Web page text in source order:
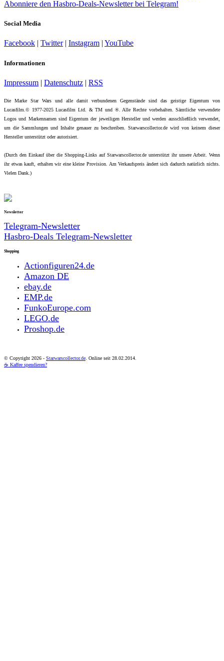
Abonniere den Hasbro-Deals-Newsletter bei Telegram!
Social Media
Facebook | Twitter| Instagram | YouTube
Informationen
Impressum | Datenschutz | RSS
Die Marke Star Wars und alle damit verbundenen Gegenstände sind das geistige Eigentum von
Lucasfilm.© 1977-2025 Lucasfilm Ltd. & TM und ®. Alle Rechte vorbehalten. Sämtliche verwendete
Logos und Markennamen sind Eigentum der jeweiligen Hersteller und werden ausschließlich verwendet,
um die Sammlungen und Inhalte genauer zu beschreiben. Starwarscollector.de wird von keinem dieser
Hersteller unterstützt oder autorisiert.
(Durch den Einkauf über die Shopping-Links auf Starwarscollector.de unterstützt ihr unsere Arbeit. Wenn
ihr etwas kauft, erhalten wir eine kleine Provision. Am Verkaufspreis ändert sich dadurch natürlich nichts.
Vielen Dank.)
Newsletter
Telegram-Newsletter
Hasbro-Deals Telegram-Newsletter
Shopping
Actionfiguren24.de
Amazon DE
ebay.de
EMP.de
FunkoEurope.com
LEGO.de
Proshop.de
© Copyright 2026 - Starwarscollector.de . Online seit 28.02.2014.
☕ Kaffee spendieren?